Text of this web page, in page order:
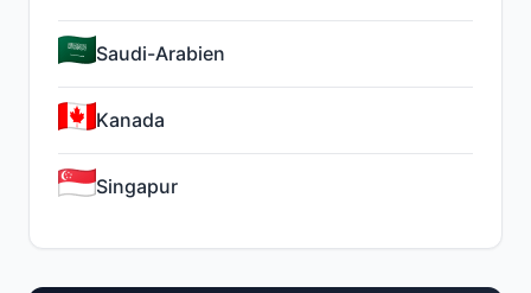
Saudi-Arabien
Kanada
Singapur